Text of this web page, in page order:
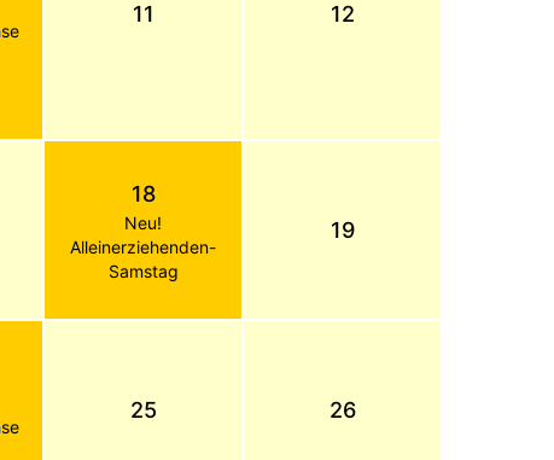
11 12
18
Neu!
Alleinerziehenden-
Samstag
19
25 26